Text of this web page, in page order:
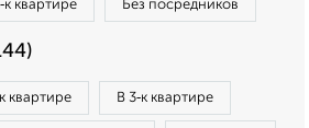
квартире Без посредников
квартире В 3‑к квартире